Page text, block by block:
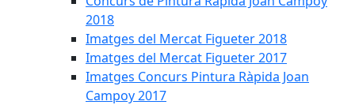
2018
Imatges del Mercat Figueter 2018
Imatges del Mercat Figueter 2017
Imatges Concurs Pintura Ràpida Joan
Campoy 2017